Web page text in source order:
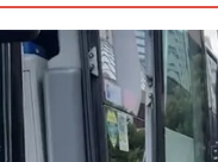
ら出発するJR・新幹線
きスキー＆スノボ旅行で
ます。
り）
様おまかせ！オリオンツ